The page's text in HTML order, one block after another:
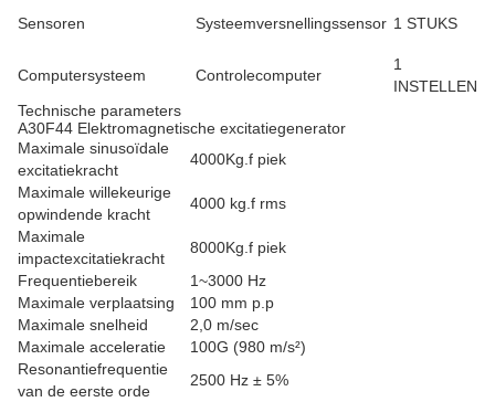
Sensoren Systeemversnellingssensor 1 STUKS
Computersysteem Controlecomputer
1
INSTELLEN
Technische parameters
A30F44 Elektromagnetische excitatiegenerator
Maximale sinusoïdale
excitatiekracht
4000Kg.f piek
Maximale willekeurige
opwindende kracht
4000 kg.f rms
Maximale
impactexcitatiekracht
8000Kg.f piek
Frequentiebereik
1~3000 Hz
Maximale verplaatsing
100 mm p.p
Maximale snelheid
2,0 m/sec
Maximale acceleratie
100G (980 m/s²)
Resonantiefrequentie
van de eerste orde
2500 Hz ± 5%